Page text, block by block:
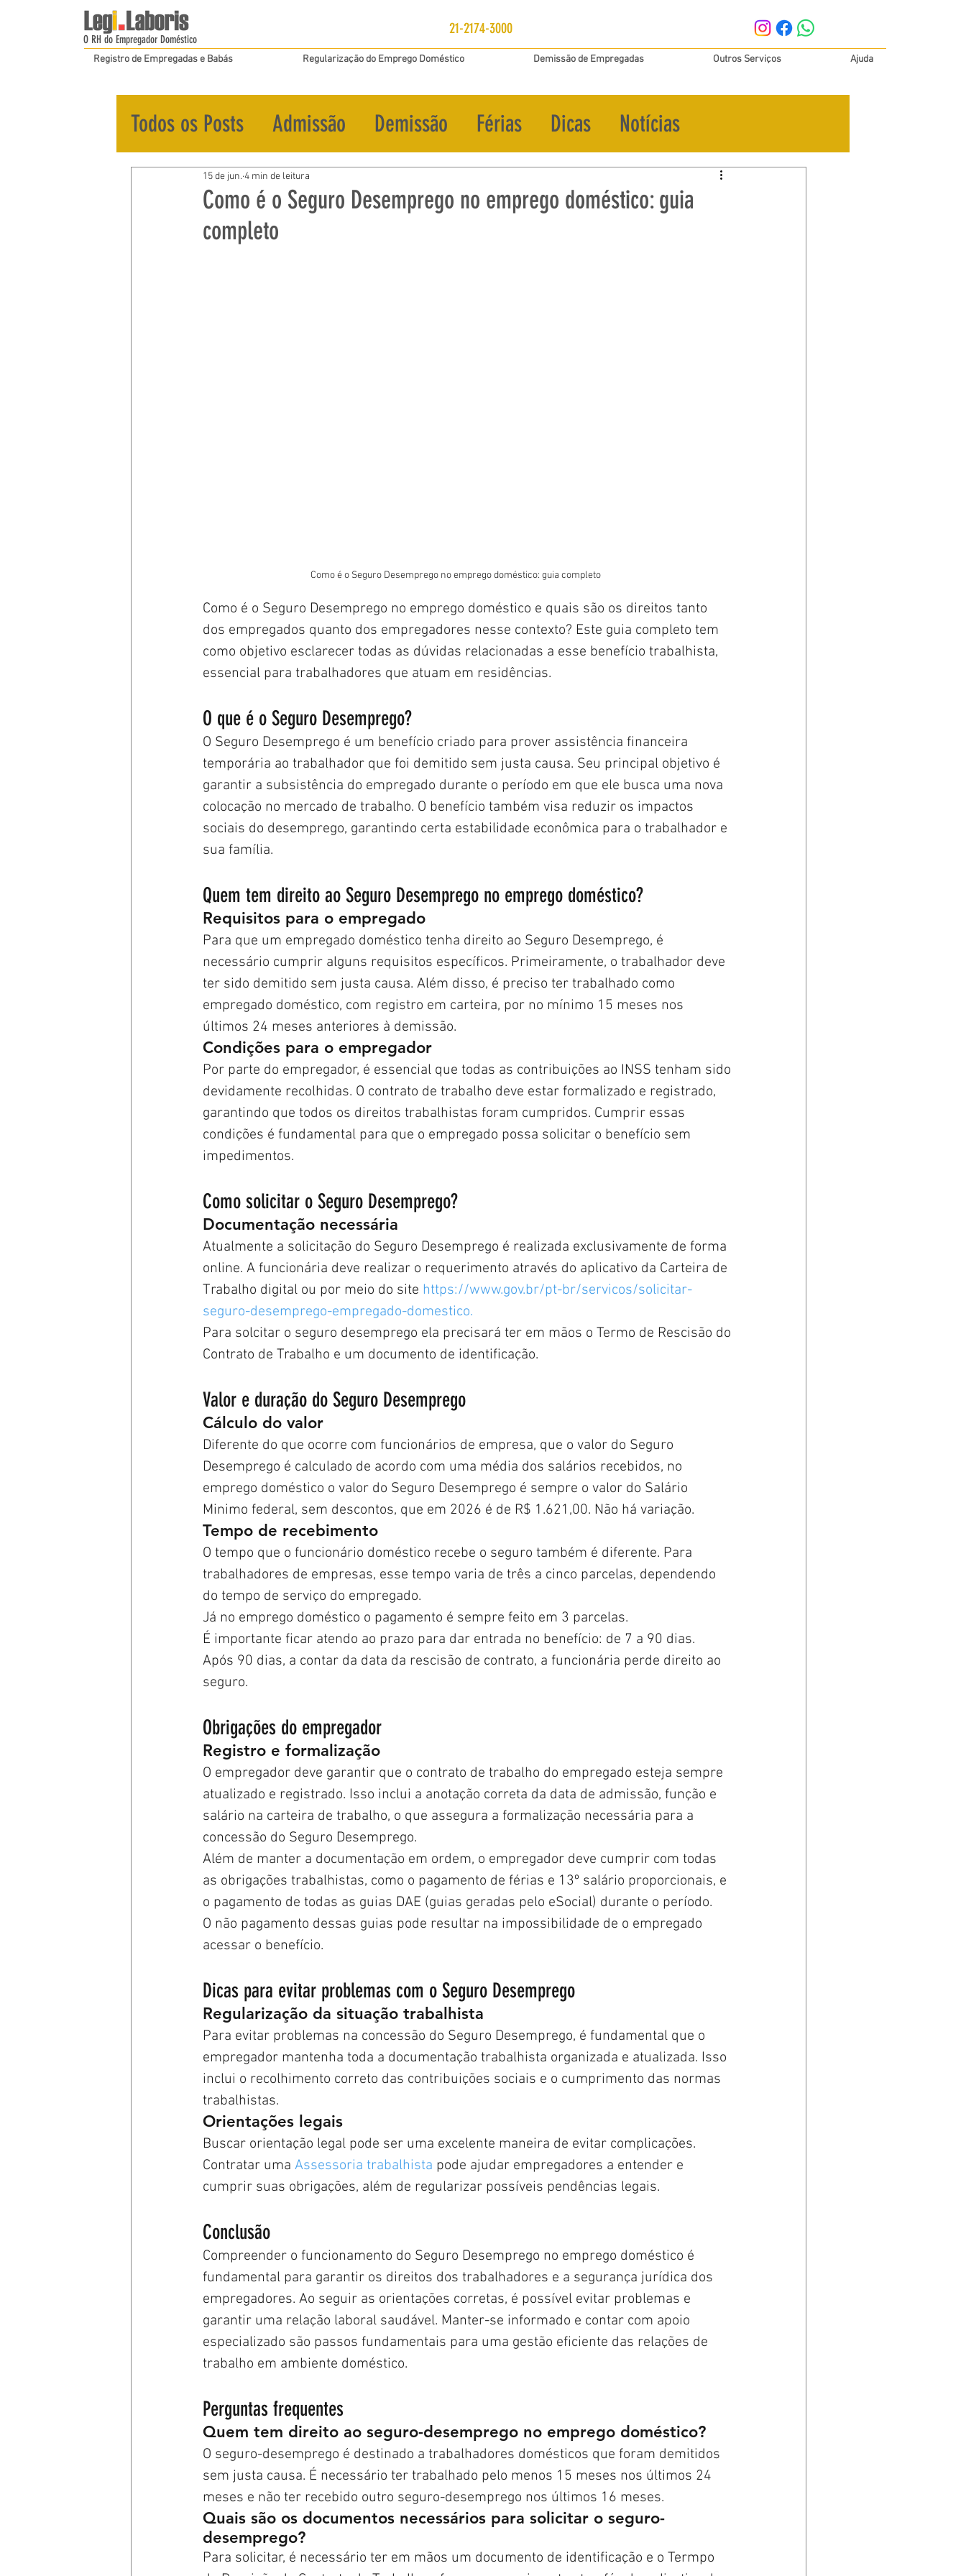
O RH do Empregador Doméstico
21-2174-3000
Registro de Empregadas e Babás Regularização do Emprego Doméstico Demissão de Empregadas Outros Serviços Ajuda
Todos os Posts Admissão Demissão Férias Dicas Notícias
Como é o Seguro Desemprego no emprego doméstico: guia
completo
15 de jun. 4 min de leitura
Como é o Seguro Desemprego no emprego doméstico e quais são os direitos tanto
dos empregados quanto dos empregadores nesse contexto? Este guia completo tem
como objetivo esclarecer todas as dúvidas relacionadas a esse benefício trabalhista,
essencial para trabalhadores que atuam em residências.
O que é o Seguro Desemprego?
O Seguro Desemprego é um benefício criado para prover assistência financeira
temporária ao trabalhador que foi demitido sem justa causa. Seu principal objetivo é
garantir a subsistência do empregado durante o período em que ele busca uma nova
colocação no mercado de trabalho. O benefício também visa reduzir os impactos
sociais do desemprego, garantindo certa estabilidade econômica para o trabalhador e
sua família.
Quem tem direito ao Seguro Desemprego no emprego doméstico?
Requisitos para o empregado
Para que um empregado doméstico tenha direito ao Seguro Desemprego, é
necessário cumprir alguns requisitos específicos. Primeiramente, o trabalhador deve
ter sido demitido sem justa causa. Além disso, é preciso ter trabalhado como
empregado doméstico, com registro em carteira, por no mínimo 15 meses nos
últimos 24 meses anteriores à demissão.
Condições para o empregador
Por parte do empregador, é essencial que todas as contribuições ao INSS tenham sido
devidamente recolhidas. O contrato de trabalho deve estar formalizado e registrado,
garantindo que todos os direitos trabalhistas foram cumpridos. Cumprir essas
condições é fundamental para que o empregado possa solicitar o benefício sem
impedimentos.
Como solicitar o Seguro Desemprego?
Documentação necessária
Atualmente a solicitação do Seguro Desemprego é realizada exclusivamente de forma
online. A funcionária deve realizar o requerimento através do aplicativo da Carteira de
Trabalho digital ou por meio do site https://www.gov.br/pt-br/servicos/solicitar-
seguro-desemprego-empregado-domestico.
Para solcitar o seguro desemprego ela precisará ter em mãos o Termo de Rescisão do
Contrato de Trabalho e um documento de identificação.
Valor e duração do Seguro Desemprego
Cálculo do valor
Diferente do que ocorre com funcionários de empresa, que o valor do Seguro
Desemprego é calculado de acordo com uma média dos salários recebidos, no
emprego doméstico o valor do Seguro Desemprego é sempre o valor do Salário
Minimo federal, sem descontos, que em 2026 é de R$ 1.621,00. Não há variação.
Tempo de recebimento
O tempo que o funcionário doméstico recebe o seguro também é diferente. Para
trabalhadores de empresas, esse tempo varia de três a cinco parcelas, dependendo
do tempo de serviço do empregado.
Já no emprego doméstico o pagamento é sempre feito em 3 parcelas.
É importante ficar atendo ao prazo para dar entrada no benefício: de 7 a 90 dias.
Após 90 dias, a contar da data da rescisão de contrato, a funcionária perde direito ao
seguro.
Obrigações do empregador
Registro e formalização
O empregador deve garantir que o contrato de trabalho do empregado esteja sempre
atualizado e registrado. Isso inclui a anotação correta da data de admissão, função e
salário na carteira de trabalho, o que assegura a formalização necessária para a
concessão do Seguro Desemprego.
Além de manter a documentação em ordem, o empregador deve cumprir com todas
as obrigações trabalhistas, como o pagamento de férias e 13º salário proporcionais, e
o pagamento de todas as guias DAE (guias geradas pelo eSocial) durante o período.
O não pagamento dessas guias pode resultar na impossibilidade de o empregado
acessar o benefício.
Dicas para evitar problemas com o Seguro Desemprego
Regularização da situação trabalhista
Para evitar problemas na concessão do Seguro Desemprego, é fundamental que o
empregador mantenha toda a documentação trabalhista organizada e atualizada. Isso
inclui o recolhimento correto das contribuições sociais e o cumprimento das normas
trabalhistas.
Orientações legais
Buscar orientação legal pode ser uma excelente maneira de evitar complicações.
Contratar uma Assessoria trabalhista pode ajudar empregadores a entender e
cumprir suas obrigações, além de regularizar possíveis pendências legais.
Conclusão
Compreender o funcionamento do Seguro Desemprego no emprego doméstico é
fundamental para garantir os direitos dos trabalhadores e a segurança jurídica dos
empregadores. Ao seguir as orientações corretas, é possível evitar problemas e
garantir uma relação laboral saudável. Manter-se informado e contar com apoio
especializado são passos fundamentais para uma gestão eficiente das relações de
trabalho em ambiente doméstico.
Perguntas frequentes
Quem tem direito ao seguro-desemprego no emprego doméstico?
O seguro-desemprego é destinado a trabalhadores domésticos que foram demitidos
sem justa causa. É necessário ter trabalhado pelo menos 15 meses nos últimos 24
meses e não ter recebido outro seguro-desemprego nos últimos 16 meses.
Quais são os documentos necessários para solicitar o seguro-
desemprego?
Para solicitar, é necessário ter em mãos um documento de identificação e o Termpo